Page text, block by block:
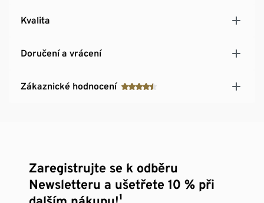
Kvalita
Doručení a vrácení
Zákaznické hodnocení
Zaregistrujte se k odběru
Newsletteru a ušetřete 10 % při